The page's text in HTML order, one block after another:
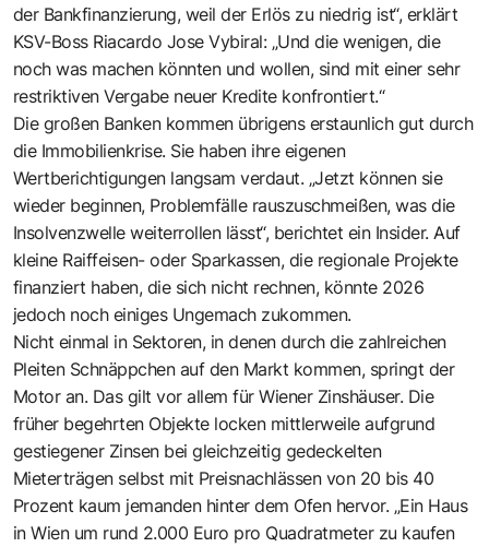
der Bankfinanzierung, weil der Erlös zu niedrig ist“, erklärt
KSV-Boss Riacardo Jose Vybiral: „Und die wenigen, die
noch was machen könnten und wollen, sind mit einer sehr
restriktiven Vergabe neuer Kredite konfrontiert.“
Die großen Banken kommen übrigens erstaunlich gut durch
die Immobilienkrise. Sie haben ihre eigenen
Wertberichtigungen langsam verdaut. „Jetzt können sie
wieder beginnen, Problemfälle rauszuschmeißen, was die
Insolvenzwelle weiterrollen lässt“, berichtet ein Insider. Auf
kleine Raiffeisen- oder Sparkassen, die regionale Projekte
finanziert haben, die sich nicht rechnen, könnte 2026
jedoch noch einiges Ungemach zukommen.
Nicht einmal in Sektoren, in denen durch die zahlreichen
Pleiten Schnäppchen auf den Markt kommen, springt der
Motor an. Das gilt vor allem für Wiener Zinshäuser. Die
früher begehrten Objekte locken mittlerweile aufgrund
gestiegener Zinsen bei gleichzeitig gedeckelten
Mieterträgen selbst mit Preisnachlässen von 20 bis 40
Prozent kaum jemanden hinter dem Ofen hervor. „Ein Haus
in Wien um rund 2.000 Euro pro Quadratmeter zu kaufen